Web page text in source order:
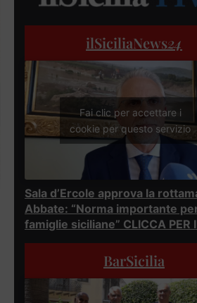
ilSiciliaNews24
Fai clic per accettare i
cookie per questo servizio
Sala d’Ercole approva la
Abbate: “Norma importante
famiglie siciliane” CLICCA PER
BarSicilia